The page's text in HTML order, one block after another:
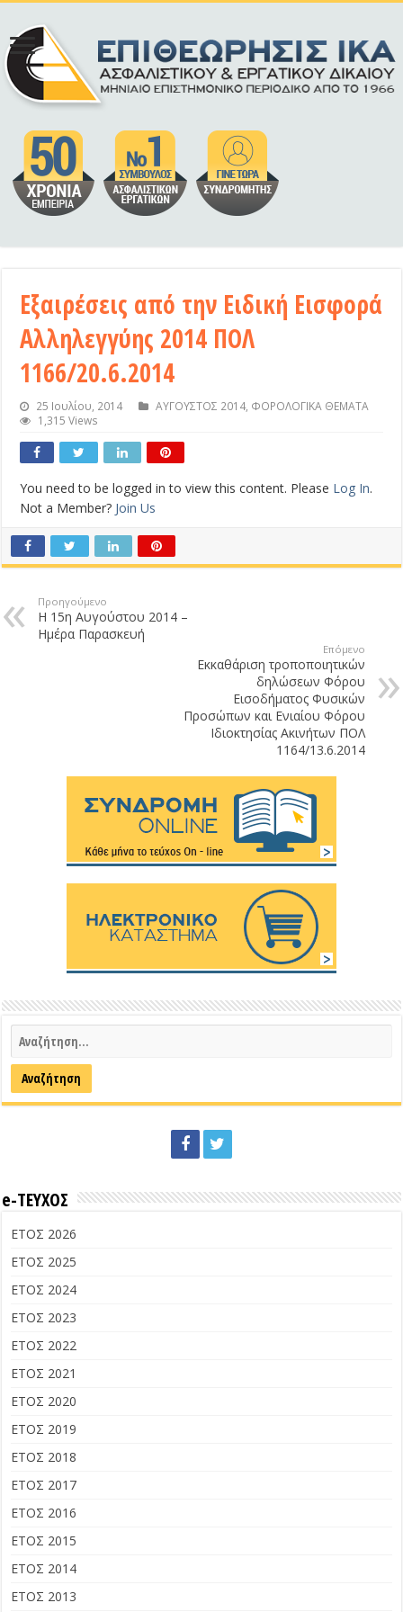
Εξαιρέσεις από την Ειδική Εισφορά
Αλληλεγγύης 2014 ΠΟΛ
1166/20.6.2014
25 Ιουλίου, 2014 ΑΥΓΟΥΣΤΟΣ 2014, ΦΟΡΟΛΟΓΙΚΑ ΘΕΜΑΤΑ
1,315 Views
You need to be logged in to view this content. Please Log In.
Not a Member? Join Us
Προηγούμενο
Η 15η Αυγούστου 2014 –
Ημέρα Παρασκευή
Επόμενο
Εκκαθάριση τροποποιητικών
δηλώσεων Φόρου
Εισοδήματος Φυσικών
Προσώπων και Ενιαίου Φόρου
Ιδιοκτησίας Ακινήτων ΠΟΛ
1164/13.6.2014
e-ΤΕΥΧΟΣ
ΕΤΟΣ 2026
ΕΤΟΣ 2025
ΕΤΟΣ 2024
ΕΤΟΣ 2023
ΕΤΟΣ 2022
ΕΤΟΣ 2021
ΕΤΟΣ 2020
ΕΤΟΣ 2019
ΕΤΟΣ 2018
ΕΤΟΣ 2017
ΕΤΟΣ 2016
ΕΤΟΣ 2015
ΕΤΟΣ 2014
ΕΤΟΣ 2013